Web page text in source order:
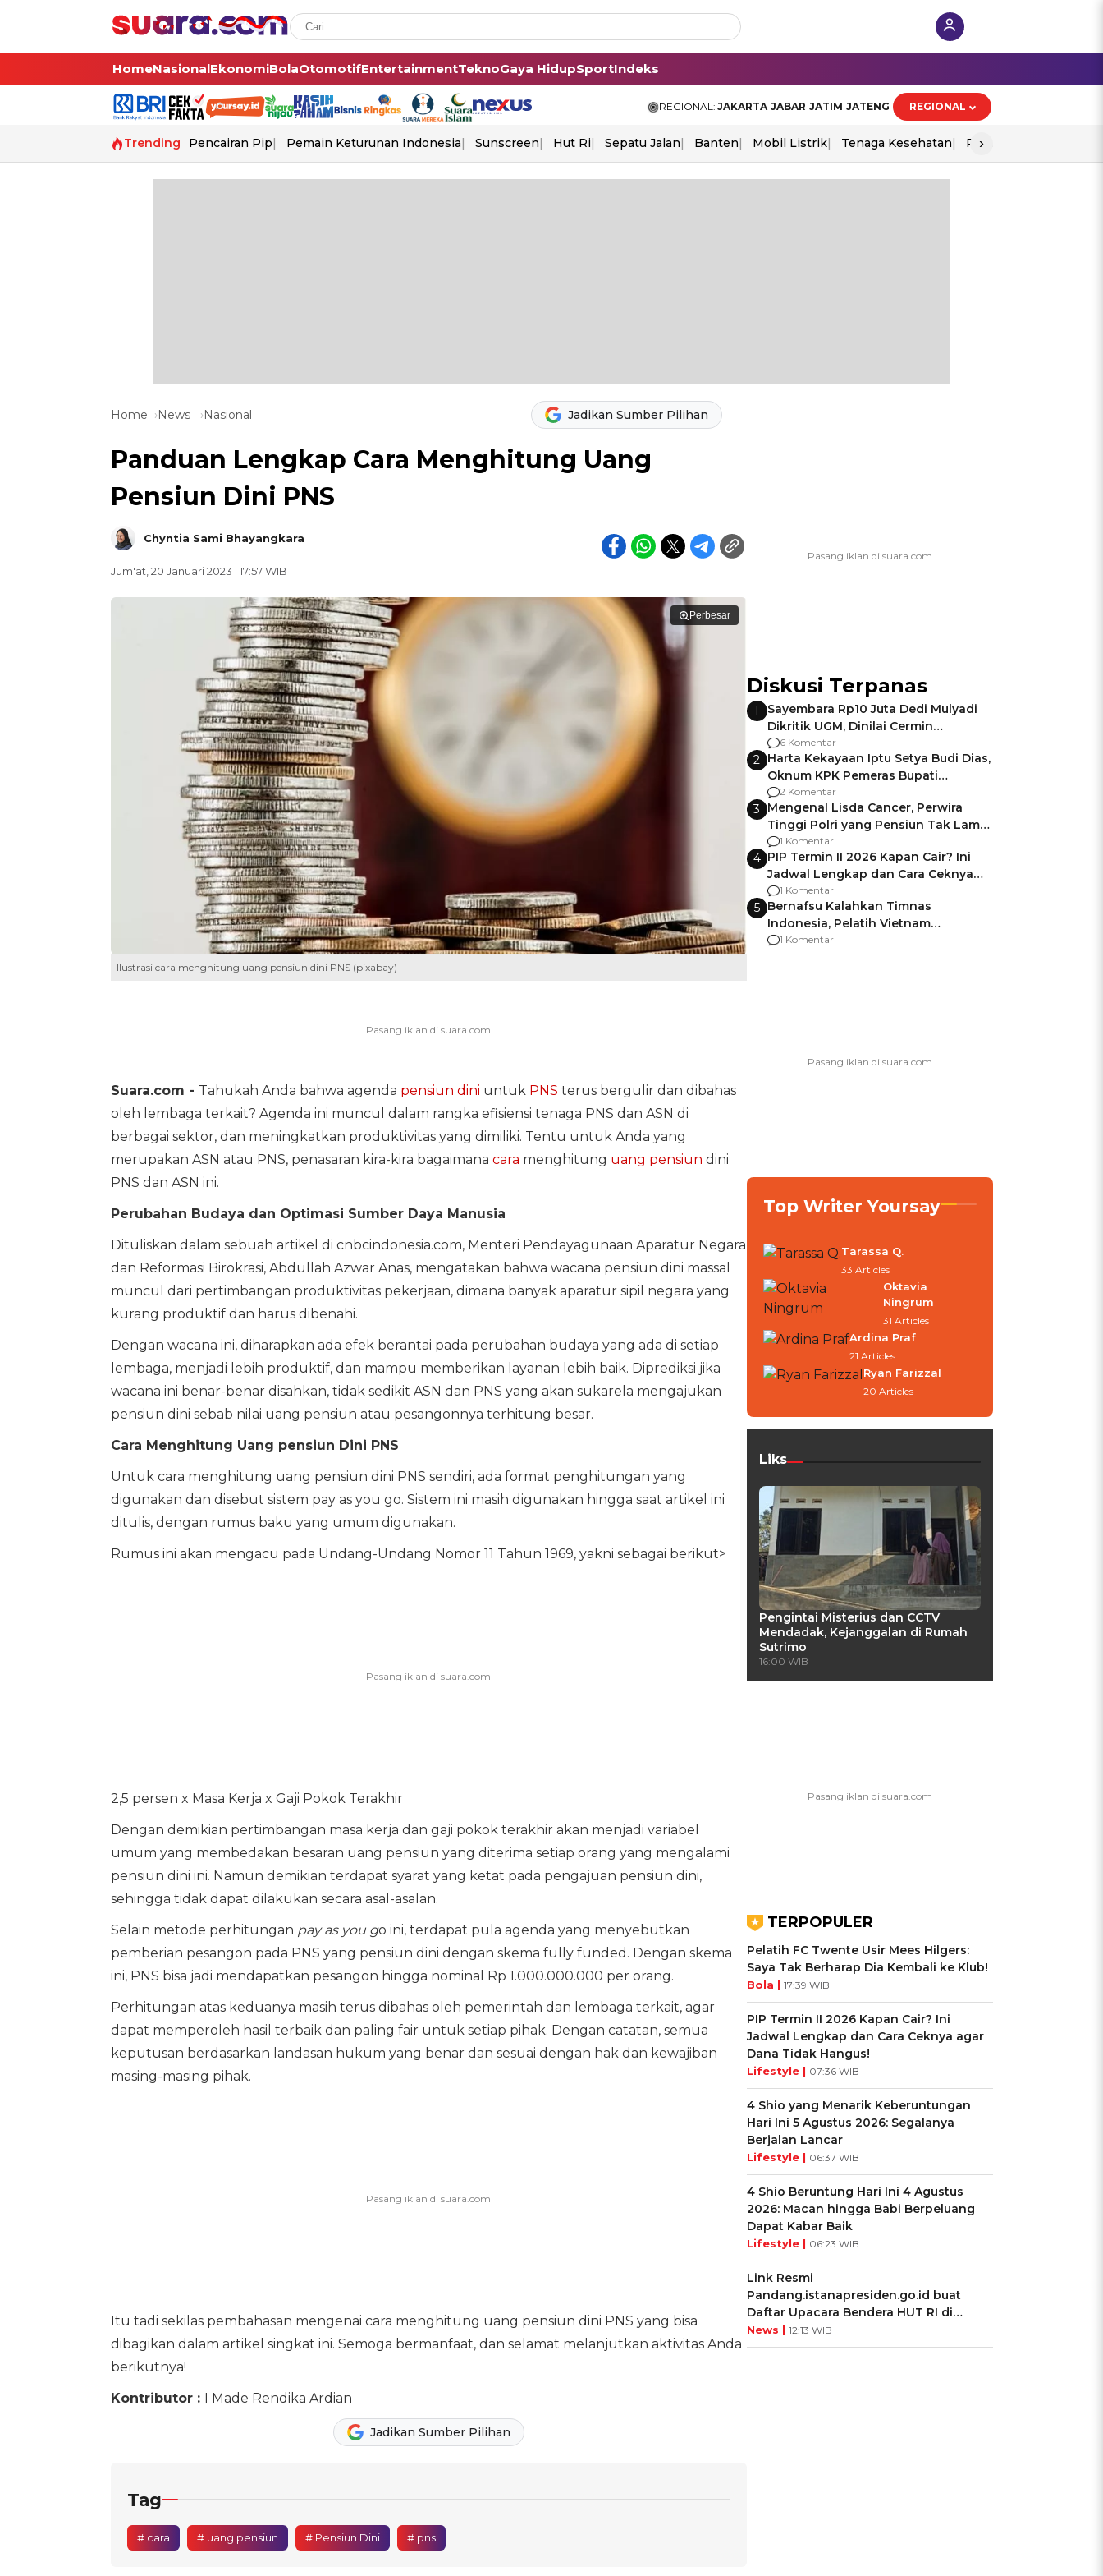
HomeNasionalEkonomiBolaOtomotifEntertainmentTeknoGaya HidupSportIndeks
REGIONAL: JAKARTA JABAR JATIM JATENG REGIONAL
Trending Pencairan Pip Pemain Keturunan Indonesia Sunscreen Hut Ri Sepatu Jalan Banten Mobil Listrik Tenaga Kesehatan Perang As-Iran
›
Home News Nasional Jadikan Sumber Pilihan
Panduan Lengkap Cara Menghitung Uang
Pensiun Dini PNS
Chyntia Sami Bhayangkara
Jum'at, 20 Januari 2023 | 17:57 WIB
Perbesar
Ilustrasi cara menghitung uang pensiun dini PNS (pixabay)
Suara.com - Tahukah Anda bahwa agenda pensiun dini untuk PNS terus bergulir dan dibahas
oleh lembaga terkait? Agenda ini muncul dalam rangka efisiensi tenaga PNS dan ASN di
berbagai sektor, dan meningkatkan produktivitas yang dimiliki. Tentu untuk Anda yang
merupakan ASN atau PNS, penasaran kira-kira bagaimana cara menghitung uang pensiun dini
PNS dan ASN ini.
Perubahan Budaya dan Optimasi Sumber Daya Manusia
Dituliskan dalam sebuah artikel di cnbcindonesia.com, Menteri Pendayagunaan Aparatur Negara
dan Reformasi Birokrasi, Abdullah Azwar Anas, mengatakan bahwa wacana pensiun dini massal
muncul dari pertimbangan produktivitas pekerjaan, dimana banyak aparatur sipil negara yang
kurang produktif dan harus dibenahi.
Dengan wacana ini, diharapkan ada efek berantai pada perubahan budaya yang ada di setiap
lembaga, menjadi lebih produktif, dan mampu memberikan layanan lebih baik. Diprediksi jika
wacana ini benar-benar disahkan, tidak sedikit ASN dan PNS yang akan sukarela mengajukan
pensiun dini sebab nilai uang pensiun atau pesangonnya terhitung besar.
Cara Menghitung Uang pensiun Dini PNS
Untuk cara menghitung uang pensiun dini PNS sendiri, ada format penghitungan yang
digunakan dan disebut sistem pay as you go. Sistem ini masih digunakan hingga saat artikel ini
ditulis, dengan rumus baku yang umum digunakan.
Rumus ini akan mengacu pada Undang-Undang Nomor 11 Tahun 1969, yakni sebagai berikut>
2,5 persen x Masa Kerja x Gaji Pokok Terakhir
Dengan demikian pertimbangan masa kerja dan gaji pokok terakhir akan menjadi variabel
umum yang membedakan besaran uang pensiun yang diterima setiap orang yang mengalami
pensiun dini ini. Namun demikian terdapat syarat yang ketat pada pengajuan pensiun dini,
sehingga tidak dapat dilakukan secara asal-asalan.
Selain metode perhitungan pay as you go ini, terdapat pula agenda yang menyebutkan
pemberian pesangon pada PNS yang pensiun dini dengan skema fully funded. Dengan skema
ini, PNS bisa jadi mendapatkan pesangon hingga nominal Rp 1.000.000.000 per orang.
Perhitungan atas keduanya masih terus dibahas oleh pemerintah dan lembaga terkait, agar
dapat memperoleh hasil terbaik dan paling fair untuk setiap pihak. Dengan catatan, semua
keputusan berdasarkan landasan hukum yang benar dan sesuai dengan hak dan kewajiban
masing-masing pihak.
Itu tadi sekilas pembahasan mengenai cara menghitung uang pensiun dini PNS yang bisa
dibagikan dalam artikel singkat ini. Semoga bermanfaat, dan selamat melanjutkan aktivitas Anda
berikutnya!
Kontributor : I Made Rendika Ardian
Jadikan Sumber Pilihan
Tag
# cara # uang pensiun # Pensiun Dini # pns
Diskusi Terpanas
1
Sayembara Rp10 Juta Dedi Mulyadi
Dikritik UGM, Dinilai Cermin
Gagalnya Negara Jamin Keamanan
6 Komentar
2 Harta Kekayaan Iptu Setya Budi Dias,
Oknum KPK Pemeras Bupati
Pemalang
2 Komentar
3 Mengenal Lisda Cancer, Perwira
Tinggi Polri yang Pensiun Tak Lama
Usai Jadi Brigjen
1 Komentar
4 PIP Termin II 2026 Kapan Cair? Ini
Jadwal Lengkap dan Cara Ceknya
agar Dana Tidak Hangus!
1 Komentar
5 Bernafsu Kalahkan Timnas
Indonesia, Pelatih Vietnam
Berencana Pakai Jimat di Pakansari
1 Komentar
Top Writer Yoursay
Tarassa Q.
33 Articles
Oktavia
Ningrum
31 Articles
Ardina Praf
21 Articles
Ryan Farizzal
20 Articles
Liks
Pengintai Misterius dan CCTV
Mendadak, Kejanggalan di Rumah
Sutrimo
16:00 WIB
TERPOPULER
Pelatih FC Twente Usir Mees Hilgers:
Saya Tak Berharap Dia Kembali ke Klub!
Bola | 17:39 WIB
PIP Termin II 2026 Kapan Cair? Ini
Jadwal Lengkap dan Cara Ceknya agar
Dana Tidak Hangus!
Lifestyle | 07:36 WIB
4 Shio yang Menarik Keberuntungan
Hari Ini 5 Agustus 2026: Segalanya
Berjalan Lancar
Lifestyle | 06:37 WIB
4 Shio Beruntung Hari Ini 4 Agustus
2026: Macan hingga Babi Berpeluang
Dapat Kabar Baik
Lifestyle | 06:23 WIB
Link Resmi
Pandang.istanapresiden.go.id buat
Daftar Upacara Bendera HUT RI di
Istana Negara
News | 12:13 WIB